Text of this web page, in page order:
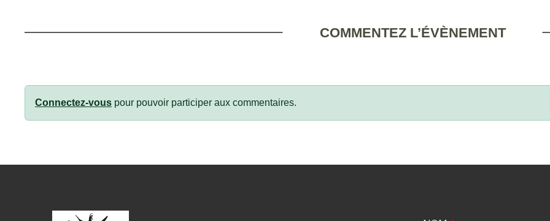
COMMENTEZ L’ÉVÈNEMENT
Connectez-vous pour pouvoir participer aux commentaires.